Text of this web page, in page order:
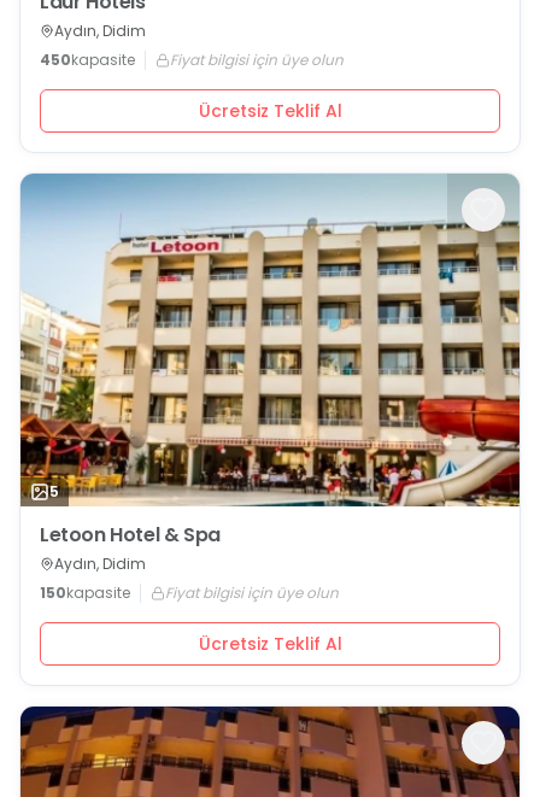
Aydın, Didim
450kapasite Fiyat bilgisi için üye olun
Ücretsiz Teklif Al
5
Letoon Hotel & Spa
Aydın, Didim
150kapasite Fiyat bilgisi için üye olun
Ücretsiz Teklif Al